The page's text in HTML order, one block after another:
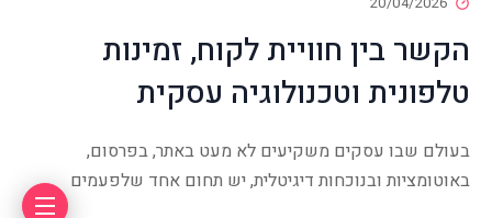
הקשר בין חוויית לקוח, זמינות
טלפונית וטכנולוגיה עסקית
בעולם שבו עסקים משקיעים לא מעט באתר, בפרסום,
באוטומציות ובנוכחות דיגיטלית, יש תחום אחד שלפעמים